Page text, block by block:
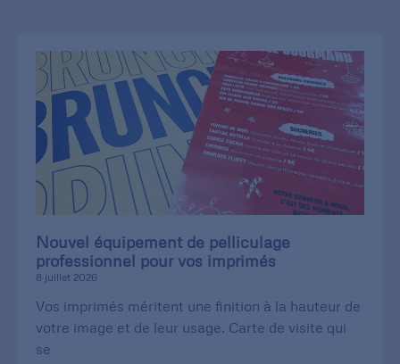
Nouvel équipement de pelliculage
professionnel pour vos imprimés
8 juillet 2026
Vos imprimés méritent une finition à la hauteur de
votre image et de leur usage. Carte de visite qui
se